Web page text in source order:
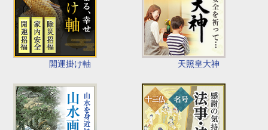
開運掛け軸 天照皇大神